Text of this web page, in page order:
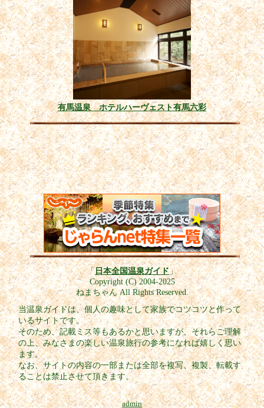
有馬温泉 ホテルハーヴェスト有馬六彩
「日本全国温泉ガイド」
Copyright (C) 2004-2025
ねまちゃん All Rights Reserved.
当温泉ガイドは、個人の趣味として家族でコツコツと作って
いるサイトです。
そのため、記載ミス等もあるかと思いますが、それらご理解
の上、みなさまの楽しい温泉旅行の参考になれば嬉しく思い
ます。
なお、サイトの内容の一部または全部を複写、複製、転載す
ることは禁止させて頂きます。
admin